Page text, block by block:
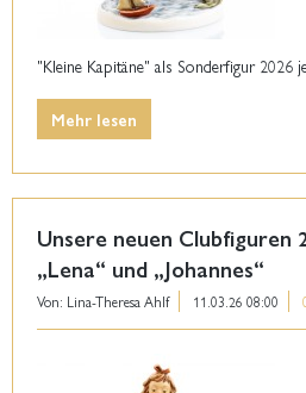
"Kleine Kapitäne" als Sonderfigur 2026
Mehr lesen
Unsere neuen Clubfiguren
„Lena“ und „Johannes“
Von: Lina-Theresa Ahlf 11.03.26 08:00